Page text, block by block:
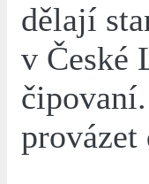
dělají
v České